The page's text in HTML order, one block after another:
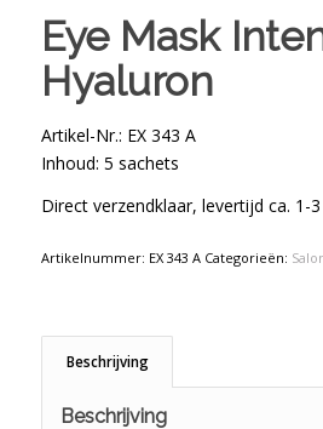
Eye Mask
Hyaluron
Artikel-Nr.: EX 343 A
Inhoud: 5 sachets
Direct verzendklaar, levertijd ca. 1-
Artikelnummer: EX 343 A Categorieën:
Beschrijving
Beschrijving